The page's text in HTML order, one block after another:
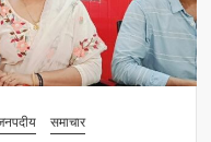
समाचार